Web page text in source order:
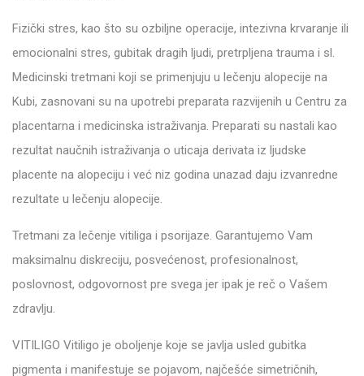
Fizički stres, kao što su ozbiljne operacije, intezivna krvaranje ili
emocionalni stres, gubitak dragih ljudi, pretrpljena trauma i sl.
Medicinski tretmani koji se primenjuju u lečenju alopecije na
Kubi, zasnovani su na upotrebi preparata razvijenih u Centru za
placentarna i medicinska istraživanja. Preparati su nastali kao
rezultat naučnih istraživanja o uticaja derivata iz ljudske
placente na alopeciju i već niz godina unazad daju izvanredne
rezultate u lečenju alopecije.
Tretmani za lečenje vitiliga i psorijaze. Garantujemo Vam
maksimalnu diskreciju, posvećenost, profesionalnost,
poslovnost, odgovornost pre svega jer ipak je reč o Vašem
zdravlju.
VITILIGO Vitiligo je oboljenje koje se javlja usled gubitka
pigmenta i manifestuje se pojavom, najčešće simetričnih,